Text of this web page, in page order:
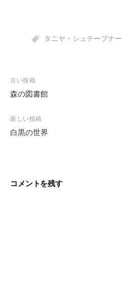
タニヤ・シュテーブナー
投
稿
ビ
ゲ
ン
古い投稿
森の図書館
新しい投稿
白黒の世界
コメントを残す